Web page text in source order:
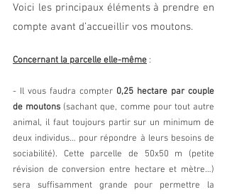
Voici les principaux éléments à prendre en
compte avant d’accueillir vos moutons.
Concernant la parcelle elle-même :
- Il vous faudra compter 0,25 hectare par couple
de moutons (sachant que, comme pour tout autre
animal, il faut toujours partir sur un minimum de
deux individus… pour répondre à leurs besoins de
sociabilité). Cette parcelle de 50x50 m (petite
révision de conversion entre hectare et mètre…)
sera suffisamment grande pour permettre la